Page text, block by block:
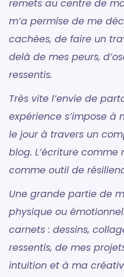
remets au centre de
m’a permise de me
cachées, de faire un
delà de mes peurs,
ressentis.
Très vite l’envie de
expérience s’impose à
le jour à travers un
blog. L’écriture
comme outil de
Une grande partie de
physique ou
carnets : dessins,
ressentis, de mes
intuition et à ma